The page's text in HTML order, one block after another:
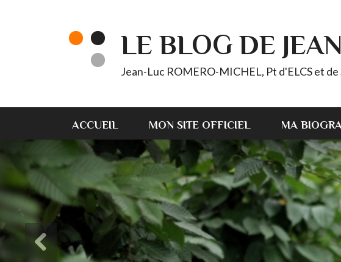
LE BLOG DE
Jean-Luc ROMERO-MICHEL, Pt d'ELCS et
ACCUEIL MON SITE OFFICIEL MA